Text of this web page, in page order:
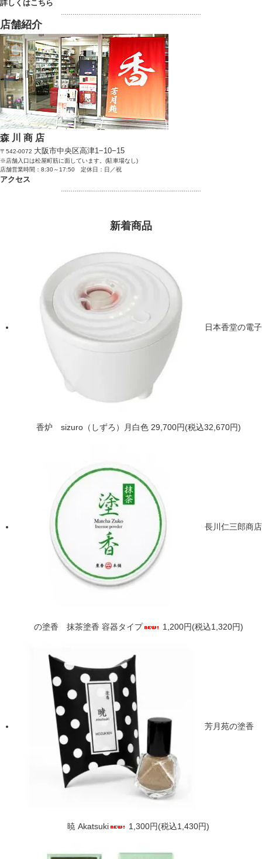
詳しくはこちら
店舗紹介
森 川 商 店
〒542-0072 大阪市中央区高津1−10−15
※店舗入口は松屋町筋に面しています。(駐車場なし)
店舗営業時間：8:30～17:50 定休日：日／祝
アクセス
新着商品
日本香堂の電子
香炉 sizuro（しずろ）月白色 29,700円(税込32,670円)
長川仁三郎商店
の塗香 抹茶塗香 容器タイプ 1,200円(税込1,320円)
芳月苑の塗香
暁 Akatsuki 1,300円(税込1,430円)